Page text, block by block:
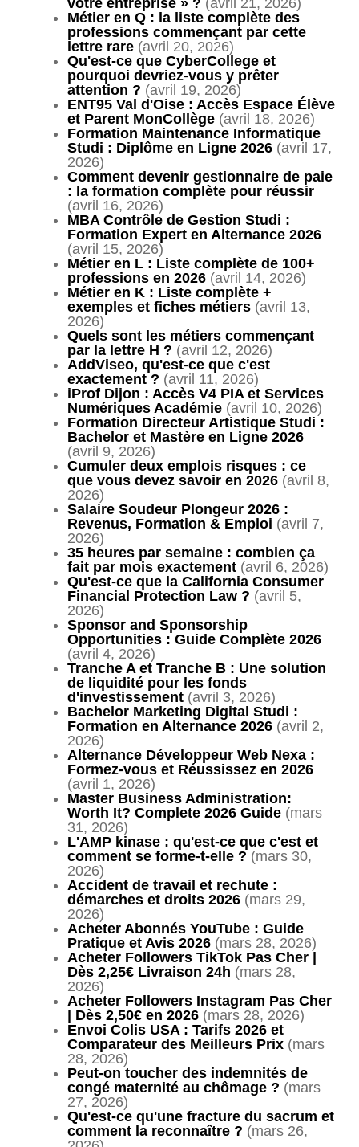
Métier en Q : la liste complète des
professions commençant par cette
lettre rare (avril 20, 2026)
Qu'est-ce que CyberCollege et
pourquoi devriez-vous y prêter
attention ? (avril 19, 2026)
ENT95 Val d'Oise : Accès Espace Élève
et Parent MonCollège (avril 18, 2026)
Formation Maintenance Informatique
Studi : Diplôme en Ligne 2026 (avril 17,
2026)
Comment devenir gestionnaire de paie
: la formation complète pour réussir
(avril 16, 2026)
MBA Contrôle de Gestion Studi :
Formation Expert en Alternance 2026
(avril 15, 2026)
Métier en L : Liste complète de 100+
professions en 2026 (avril 14, 2026)
Métier en K : Liste complète +
exemples et fiches métiers (avril 13,
2026)
Quels sont les métiers commençant
par la lettre H ? (avril 12, 2026)
AddViseo, qu'est-ce que c'est
exactement ? (avril 11, 2026)
iProf Dijon : Accès V4 PIA et Services
Numériques Académie (avril 10, 2026)
Formation Directeur Artistique Studi :
Bachelor et Mastère en Ligne 2026
(avril 9, 2026)
Cumuler deux emplois risques : ce
que vous devez savoir en 2026 (avril 8,
2026)
Salaire Soudeur Plongeur 2026 :
Revenus, Formation & Emploi (avril 7,
2026)
35 heures par semaine : combien ça
fait par mois exactement (avril 6, 2026)
Qu'est-ce que la California Consumer
Financial Protection Law ? (avril 5,
2026)
Sponsor and Sponsorship
Opportunities : Guide Complète 2026
(avril 4, 2026)
Tranche A et Tranche B : Une solution
de liquidité pour les fonds
d'investissement (avril 3, 2026)
Bachelor Marketing Digital Studi :
Formation en Alternance 2026 (avril 2,
2026)
Alternance Développeur Web Nexa :
Formez-vous et Réussissez en 2026
(avril 1, 2026)
Master Business Administration:
Worth It? Complete 2026 Guide (mars
31, 2026)
L'AMP kinase : qu'est-ce que c'est et
comment se forme-t-elle ? (mars 30,
2026)
Accident de travail et rechute :
démarches et droits 2026 (mars 29,
2026)
Acheter Abonnés YouTube : Guide
Pratique et Avis 2026 (mars 28, 2026)
Acheter Followers TikTok Pas Cher |
Dès 2,25€ Livraison 24h (mars 28,
2026)
Acheter Followers Instagram Pas Cher
| Dès 2,50€ en 2026 (mars 28, 2026)
Envoi Colis USA : Tarifs 2026 et
Comparateur des Meilleurs Prix (mars
28, 2026)
Peut-on toucher des indemnités de
congé maternité au chômage ? (mars
27, 2026)
Qu'est-ce qu'une fracture du sacrum et
comment la reconnaître ? (mars 26,